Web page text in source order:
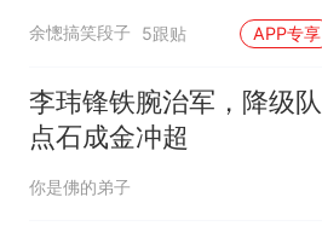
判客场巨大压力
余憁搞笑段子 5跟贴 APP专享
李玮锋铁腕治军，降级队
点石成金冲超
你是佛的弟子